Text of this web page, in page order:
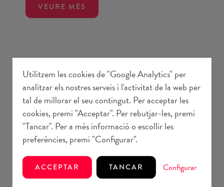
VEURE MÉS
Utilitzem les cookies de "Google Analytics" per
analitzar els nostres serveis i l'activitat de la web per
tal de millorar el seu contingut. Per acceptar les
cookies, premi "Acceptar". Per rebutjar-les, premi
"Tancar". Per a més informació o escollir les
preferències, premi "Configurar".
ACCEPTAR TANCAR Configurar